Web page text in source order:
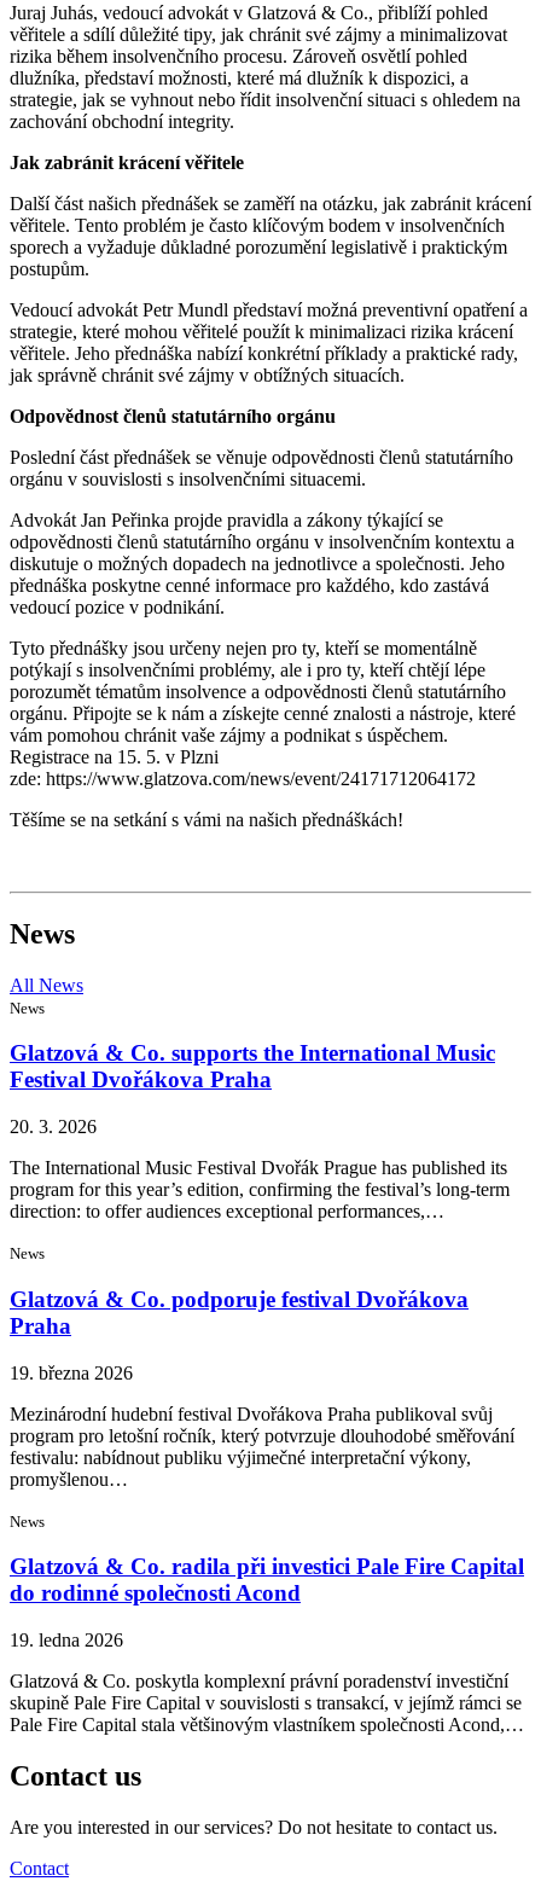
Juraj Juhás, vedoucí advokát v Glatzová & Co., přiblíží pohled
věřitele a sdílí důležité tipy, jak chránit své zájmy a minimalizovat
rizika během insolvenčního procesu. Zároveň osvětlí pohled
dlužníka, představí možnosti, které má dlužník k dispozici, a
strategie, jak se vyhnout nebo řídit insolvenční situaci s ohledem na
zachování obchodní integrity.
Jak zabránit krácení věřitele
Další část našich přednášek se zaměří na otázku, jak zabránit krácení
věřitele. Tento problém je často klíčovým bodem v insolvenčních
sporech a vyžaduje důkladné porozumění legislativě i praktickým
postupům.
Vedoucí advokát Petr Mundl představí možná preventivní opatření a
strategie, které mohou věřitelé použít k minimalizaci rizika krácení
věřitele. Jeho přednáška nabízí konkrétní příklady a praktické rady,
jak správně chránit své zájmy v obtížných situacích.
Odpovědnost členů statutárního orgánu
Poslední část přednášek se věnuje odpovědnosti členů statutárního
orgánu v souvislosti s insolvenčními situacemi.
Advokát Jan Peřinka projde pravidla a zákony týkající se
odpovědnosti členů statutárního orgánu v insolvenčním kontextu a
diskutuje o možných dopadech na jednotlivce a společnosti. Jeho
přednáška poskytne cenné informace pro každého, kdo zastává
vedoucí pozice v podnikání.
Tyto přednášky jsou určeny nejen pro ty, kteří se momentálně
potýkají s insolvenčními problémy, ale i pro ty, kteří chtějí lépe
porozumět tématům insolvence a odpovědnosti členů statutárního
orgánu. Připojte se k nám a získejte cenné znalosti a nástroje, které
vám pomohou chránit vaše zájmy a podnikat s úspěchem.
Registrace na 15. 5. v Plzni
zde: https://www.glatzova.com/news/event/24171712064172
Těšíme se na setkání s vámi na našich přednáškách!
News
All News
News
Glatzová & Co. supports the International Music
Festival Dvořákova Praha
20. 3. 2026
The International Music Festival Dvořák Prague has published its
program for this year’s edition, confirming the festival’s long-term
direction: to offer audiences exceptional performances,…
News
Glatzová & Co. podporuje festival Dvořákova
Praha
19. března 2026
Mezinárodní hudební festival Dvořákova Praha publikoval svůj
program pro letošní ročník, který potvrzuje dlouhodobé směřování
festivalu: nabídnout publiku výjimečné interpretační výkony,
promyšlenou…
News
Glatzová & Co. radila při investici Pale Fire Capital
do rodinné společnosti Acond
19. ledna 2026
Glatzová & Co. poskytla komplexní právní poradenství investiční
skupině Pale Fire Capital v souvislosti s transakcí, v jejímž rámci se
Pale Fire Capital stala většinovým vlastníkem společnosti Acond,…
Contact us
Are you interested in our services? Do not hesitate to contact us.
Contact